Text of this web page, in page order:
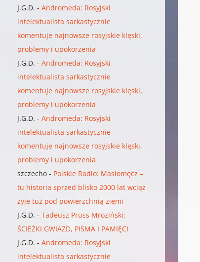
J.G.D. -Andromeda: Rosyjski
intelektualista sarkastycznie
komentuje najnowsze rosyjskie klęski,
problemy i upokorzenia
J.G.D. -Andromeda: Rosyjski
intelektualista sarkastycznie
komentuje najnowsze rosyjskie klęski,
problemy i upokorzenia
J.G.D. -Andromeda: Rosyjski
intelektualista sarkastycznie
komentuje najnowsze rosyjskie klęski,
problemy i upokorzenia
szczecho - Polskie Radio: Masłomęcz –
tu historia sprzed blisko 2000 lat wciąż
żyje tuż pod powierzchnią ziemi
J.G.D. -Tadeusz Pruss Mroziński:
ŚCIEŻKI GWIAZD, PISMA I PAMIĘCI
J.G.D. -Andromeda: Rosyjski
intelektualista sarkastycznie